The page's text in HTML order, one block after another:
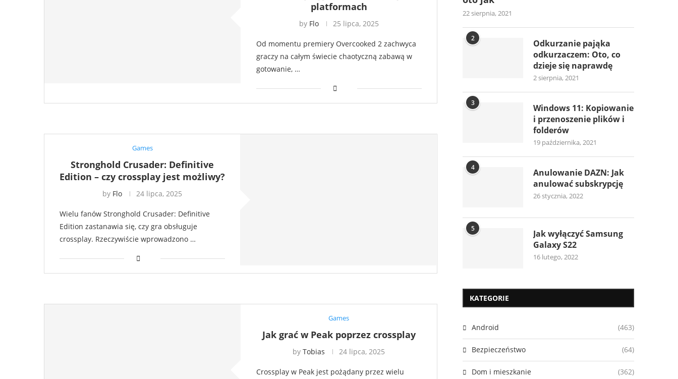
platformach
by Flo 25 lipca, 2025
Od momentu premiery Overcooked 2 zachwyca
graczy na całym świecie chaotyczną zabawą w
gotowanie, …
Games
Stronghold Crusader: Definitive
Edition – czy crossplay jest możliwy?
by Flo 24 lipca, 2025
Wielu fanów Stronghold Crusader: Definitive
Edition zastanawia się, czy gra obsługuje
crossplay. Rzeczywiście wprowadzono …
Games
Jak grać w Peak poprzez crossplay
byTobias 24 lipca, 2025
Crossplay w Peak jest pożądany przez wielu
22 sierpnia, 2021
2
Odkurzanie pająka
odkurzaczem: Oto, co
dzieje się naprawdę
2 sierpnia, 2021
3
Windows 11: Kopiowanie
i przenoszenie plików i
folderów
19 października, 2021
4
Anulowanie DAZN: Jak
anulować subskrypcję
26 stycznia, 2022
5
Jak wyłączyć Samsung
Galaxy S22
16 lutego, 2022
KATEGORIE
Android (463)
Bezpieczeństwo (64)
Dom i mieszkanie (362)